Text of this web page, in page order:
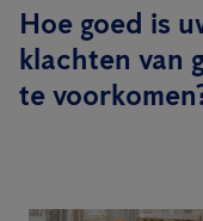
Hoe goed is
klachten van
te